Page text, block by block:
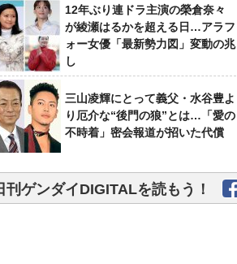
12年ぶり連ドラ主演の榮倉奈々
が綾瀬はるかを超える日…アラフ
ォー女優「最新勢力図」変動の兆
し
三山凌輝にとって義父・水谷豊よ
り厄介な“後門の狼”とは…「愛の
不時着」密会報道が招いた代償
刊ゲンダイDIGITALを読もう！